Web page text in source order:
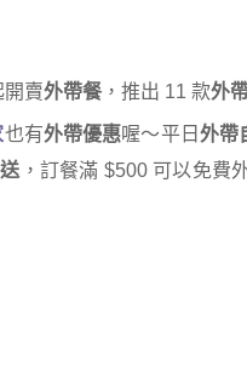
開賣外帶餐 ，推出 11 款外
也有外帶優惠喔～平日 外帶
，訂餐滿 $500 可以免費